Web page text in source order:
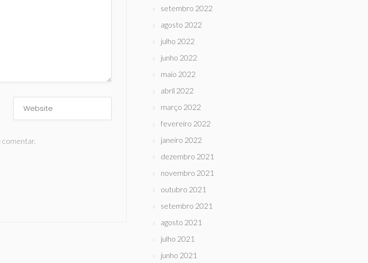
comentar.
setembro 2022
agosto 2022
julho 2022
junho 2022
maio 2022
abril 2022
março 2022
fevereiro 2022
janeiro 2022
dezembro 2021
novembro 2021
outubro 2021
setembro 2021
agosto 2021
julho 2021
junho 2021